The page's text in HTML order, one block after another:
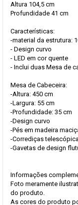
Altura 104,5 cm
Profundidade 41 cm
Características:
-material da estrutura:
- Design curvo
- LED em cor quente
- Inclui duas Mesa de
Mesa de Cabeceira:
-Altura: 450 cm
-Largura: 55 cm
-Profundidade: 35 cm
-Design curvo
-Pés em madeira
-Corrediças
-Gavetas de design
Informações
Foto meramente
do produto.
As cores do produto